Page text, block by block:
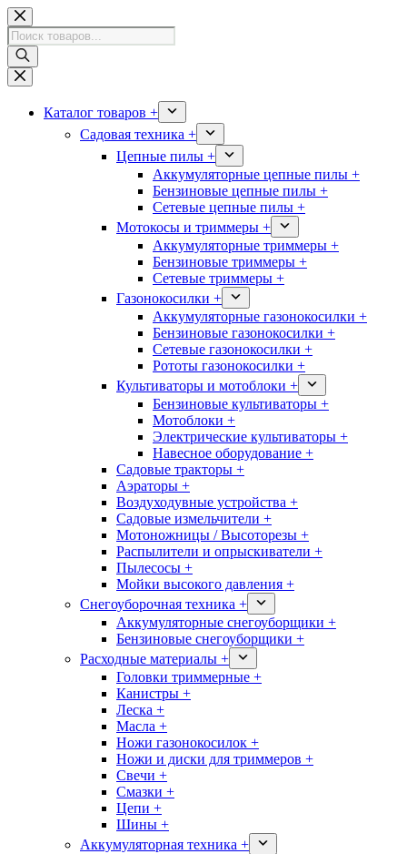
Перейти
к
сути
Поиск
товаров
Каталог товаров +
Садовая техника +
Цепные пилы +
Аккумуляторные цепные пилы +
Бензиновые цепные пилы +
Сетевые цепные пилы +
Мотокосы и триммеры +
Аккумуляторные триммеры +
Бензиновые триммеры +
Сетевые триммеры +
Газонокосилки +
Аккумуляторные газонокосилки +
Бензиновые газонокосилки +
Сетевые газонокосилки +
Рототы газонокосилки +
Культиваторы и мотоблоки +
Бензиновые культиваторы +
Мотоблоки +
Электрические культиваторы +
Навесное оборудование +
Садовые тракторы +
Аэраторы +
Воздуходувные устройства +
Садовые измельчители +
Мотоножницы / Высоторезы +
Распылители и опрыскиватели +
Пылесосы +
Мойки высокого давления +
Снегоуборочная техника +
Аккумуляторные снегоуборщики +
Бензиновые снегоуборщики +
Расходные материалы +
Головки триммерные +
Канистры +
Леска +
Масла +
Ножи газонокосилок +
Ножи и диски для триммеров +
Свечи +
Смазки +
Цепи +
Шины +
Аккумуляторная техника +